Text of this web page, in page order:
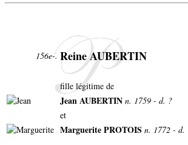
156e-. Reine AUBERTIN
fille légitime de
Jean AUBERTIN n. 1759 - d. ?
et
Marguerite PROTOIS n. 1772 - d.